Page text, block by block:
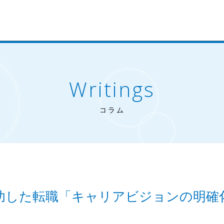
Writings
コラム
した転職「キャリアビジョンの明確